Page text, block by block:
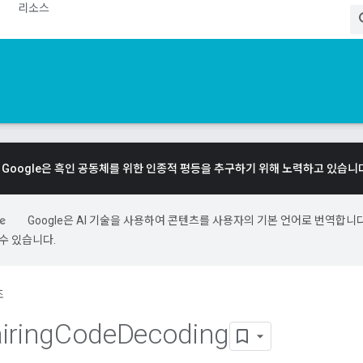
리소스
Google은 흑인 공동체를 위한 인종적 평등을 추구하기 위해 노력하고 있습니
Google은 AI 기술을 사용하여 콘텐츠를 사용자의 기본 언어로 번역합니
있습니다.
CodeDecoding